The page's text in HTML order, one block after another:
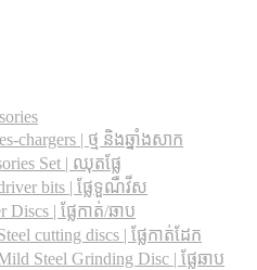
chargers | ថ្ម និងឆ្នាំងសាក
Set | ឈុតផ្លែ
bits | ផ្លែទួណឺវីស
Discs |​ ផ្លែកាត់/ឆាប
cutting discs |​ ផ្លែកាត់ដែក
Steel Grinding Disc | ផ្លែឆាប